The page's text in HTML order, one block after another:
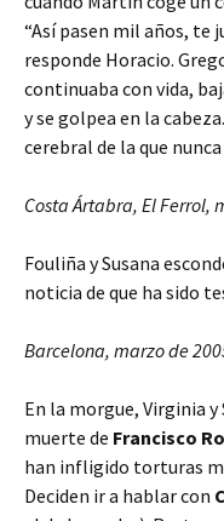
“Así pasen mil años, te
responde Horacio.
continuaba con vida,
y se golpea en la
cerebral de la que
Costa Ártabra, El Ferrol,
Fouliña y Susana
noticia de que ha sido
Barcelona, marzo de
En la morgue, Virginia
muerte de Francisco
han infligido torturas
Deciden ir a hablar con